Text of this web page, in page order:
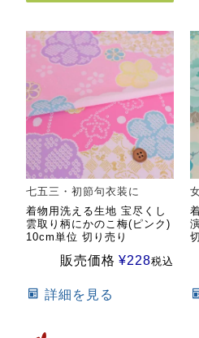
七五三・初節句衣装に
着物用洗える生地 宝尽くし
雲取り柄にかのこ梅(ピンク)
10cm単位 切り売り
販売価格 ¥228税込
詳細を見る